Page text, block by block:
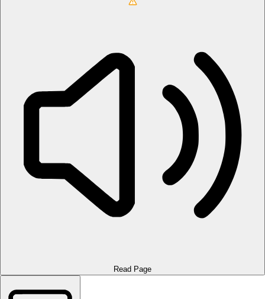
Read Page